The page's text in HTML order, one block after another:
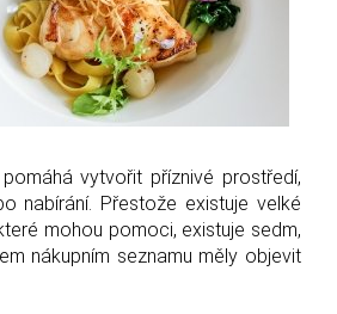
vytvořit příznivé prostředí,
nabírání. Přestože existuje velké
mohou pomoci, existuje sedm,
nákupním seznamu měly objevit